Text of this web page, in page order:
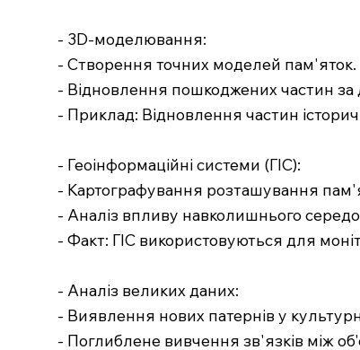
- 3D-моделювання:
- Створення точних моделей пам'яток.
- Відновлення пошкоджених частин
- Приклад: Відновлення частин
- Геоінформаційні системи (ГІС):
- Картографування розташування
- Аналіз впливу навколишнього
- Факт: ГІС використовуються для
- Аналіз великих даних:
- Виявлення нових патернів у
- Поглиблене вивчення зв'язків між